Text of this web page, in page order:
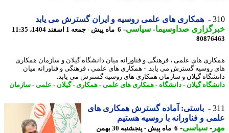
همکاری های علمی روسیه و ایران گسترش می یابد
صداوسیما-سیاسی-6 ماه پیش - جمعه 1 اسفند 1404، 11:35
های علمی ، فرهنگی و فناورانه میان دانشگاه گیلان و سازمان همکاری
روسیه گسترش می یابد. - همکاری های علمی ، فرهنگی و فناورانه میان
گیلان و سازمان همکاری های روسیه گسترش می یابد.
گیلان-دانشگاه-همکاری های علمی-همکاری- گیلان-علمی-سازمان
باستی: آماده گسترش همکاری های
و فناورانه با روسیه هستیم
-سیاسی-
6 ماه پیش - پنجشنبه 30 بهمن